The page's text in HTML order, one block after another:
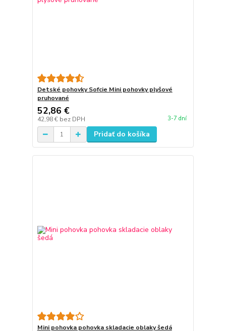
Detské pohovky Sofcie Mini pohovky plyšové
pruhované
52,86 €
42,98 € bez DPH 3-7 dní
Pridať do košíka
Mini pohovka pohovka skladacie oblaky šedá